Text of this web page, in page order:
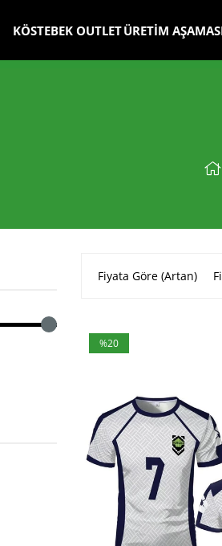
KÖSTEBEK OUTLETÜRETİM
Fiyata Göre (Artan)
%20